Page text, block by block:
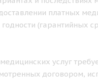
платных
(гарантийных
услуг
договором,